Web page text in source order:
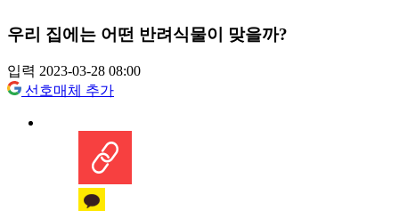
우리 집에는 어떤 반려식물이 맞을까?
입력 2023-03-28 08:00
선호매체 추가